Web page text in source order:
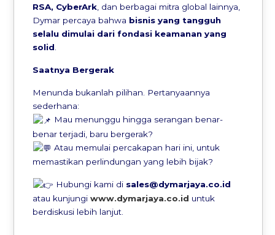
RSA, CyberArk, dan berbagai mitra global lainnya,
Dymar percaya bahwa bisnis yang tangguh
selalu dimulai dari fondasi keamanan yang
solid.
Saatnya Bergerak
Menunda bukanlah pilihan. Pertanyaannya
sederhana:
Mau menunggu hingga serangan benar-
benar terjadi, baru bergerak?
Atau memulai percakapan hari ini, untuk
memastikan perlindungan yang lebih bijak?
Hubungi kami di sales@dymarjaya.co.id
atau kunjungiwww.dymarjaya.co.id untuk
berdiskusi lebih lanjut.